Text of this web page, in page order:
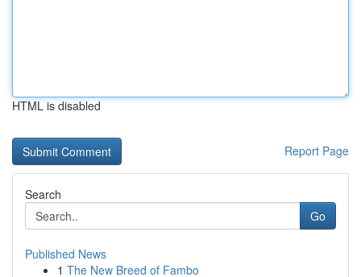
HTML is disabled
Report Page
Search
Go
Published News
1 The New Breed of Fambo